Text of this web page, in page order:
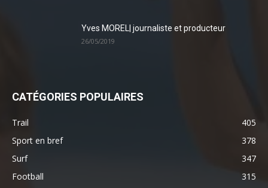
Yves MOREL| journaliste et producteur
26/05/2019
CATÉGORIES POPULAIRES
Trail
405
Sport en bref
378
Surf
347
Football
315